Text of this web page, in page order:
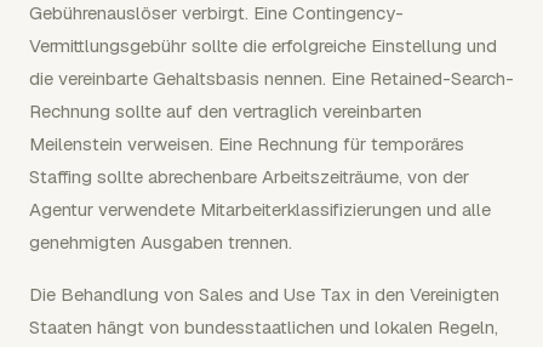
Gebührenauslöser verbirgt. Eine Contingency-
Vermittlungsgebühr sollte die erfolgreiche Einstellung und
die vereinbarte Gehaltsbasis nennen. Eine Retained-Search-
Rechnung sollte auf den vertraglich vereinbarten
Meilenstein verweisen. Eine Rechnung für temporäres
Staffing sollte abrechenbare Arbeitszeiträume, von der
Agentur verwendete Mitarbeiterklassifizierungen und alle
genehmigten Ausgaben trennen.
Die Behandlung von Sales and Use Tax in den Vereinigten
Staaten hängt von bundesstaatlichen und lokalen Regeln,